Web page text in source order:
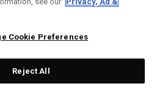
Cookie Preferences
Reject All